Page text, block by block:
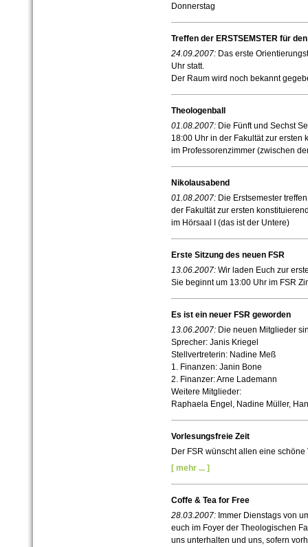
Donnerstag
Treffen der ERSTSEMSTER für
24.09.2007: Das erste
Uhr statt.
Der Raum wird noch bekannt
Theologenball
01.08.2007: Die Fünft und Sechst
18:00 Uhr in der Fakultät zur ersten
im Professorenzimmer (zwischen
Nikolausabend
01.08.2007: Die Erstsemester
der Fakultät zur ersten
im Hörsaal I (das ist der Untere)
Erste Sitzung des neuen FSR
13.06.2007: Wir laden Euch zur
Sie beginnt um 13:00 Uhr im FSR
Es ist ein neuer FSR geworden
13.06.2007: Die neuen Mitglieder
Sprecher: Janis Kriegel
Stellvertreterin: Nadine Meß
1. Finanzen: Janin Bone
2. Finanzer: Arne Lademann
Weitere Mitglieder:
Raphaela Engel, Nadine Müller,
Vorlesungsfreie Zeit
Der FSR wünscht allen eine schöne
[ mehr ... ]
Coffe & Tea for Free
28.03.2007: Immer Dienstags von
euch im Foyer der Theologischen
uns unterhalten und uns, sofern